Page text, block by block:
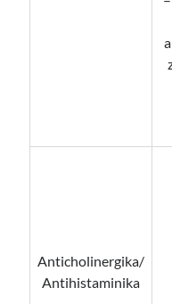
Anticholinergika/
Antihistaminika